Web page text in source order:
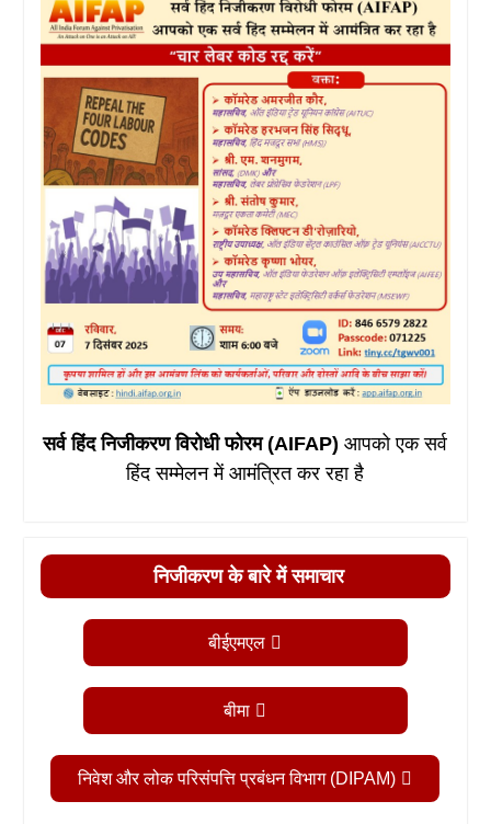
सर्व हिंद निजीकरण विरोधी फोरम (AIFAP)आपको एक सर्व
हिंद सम्मेलन में आमंत्रित कर रहा है
निजीकरण के बारे में समाचार
बीईएमएल
बीमा
निवेश और लोक परिसंपत्ति प्रबंधन विभाग (DIPAM)